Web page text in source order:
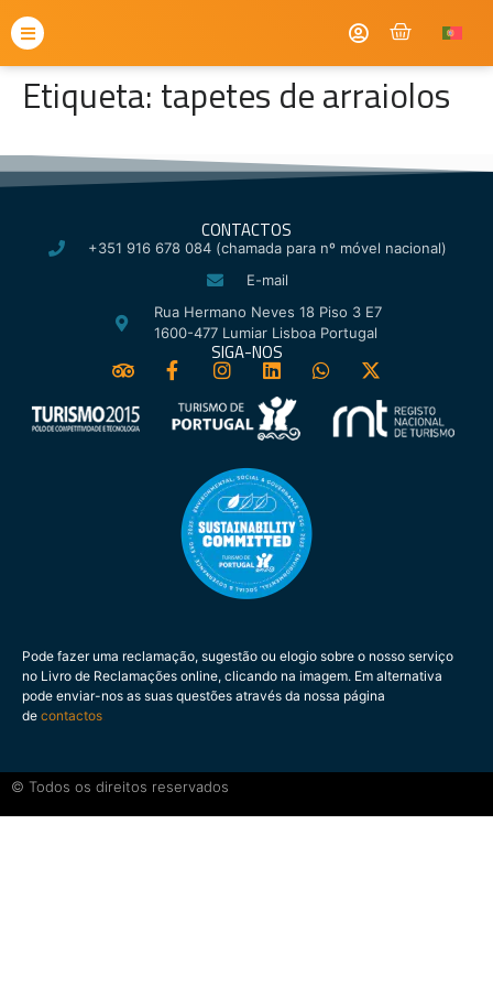
Etiqueta: tapetes de arraiolos
CONTACTOS
+351 916 678 084 (chamada para nº móvel nacional)
E-mail
Rua Hermano Neves 18 Piso 3 E7
1600-477 Lumiar Lisboa Portugal
SIGA-NOS
Pode fazer uma reclamação, sugestão ou elogio sobre o nosso serviço
no Livro de Reclamações online, clicando na imagem. Em alternativa
pode enviar-nos as suas questões através da nossa página
de contactos.
© Todos os direitos reservados